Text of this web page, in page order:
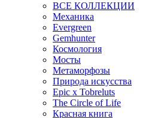
ВСЕ КОЛЛЕКЦИИ
Механика
Evergreen
Gemhunter
Космология
Мосты
Метаморфозы
Природа искусства
Epic x Tobreluts
The Circle of Life
Красная книга